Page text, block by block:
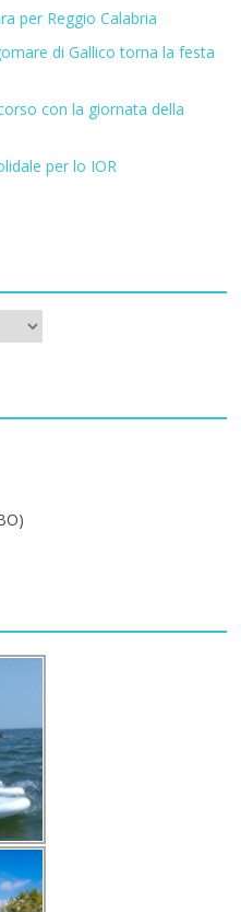
per Reggio Calabria
di Gallico torna la festa
con la giornata della
per lo IOR